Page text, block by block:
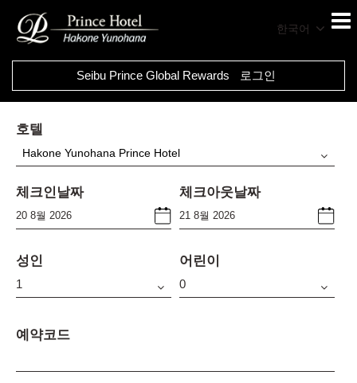
한국어
Seibu Prince Global Rewards 로그인
호텔
Hakone Yunohana Prince Hotel
체크인날짜 체크아웃날짜
성인 어린이
예약코드